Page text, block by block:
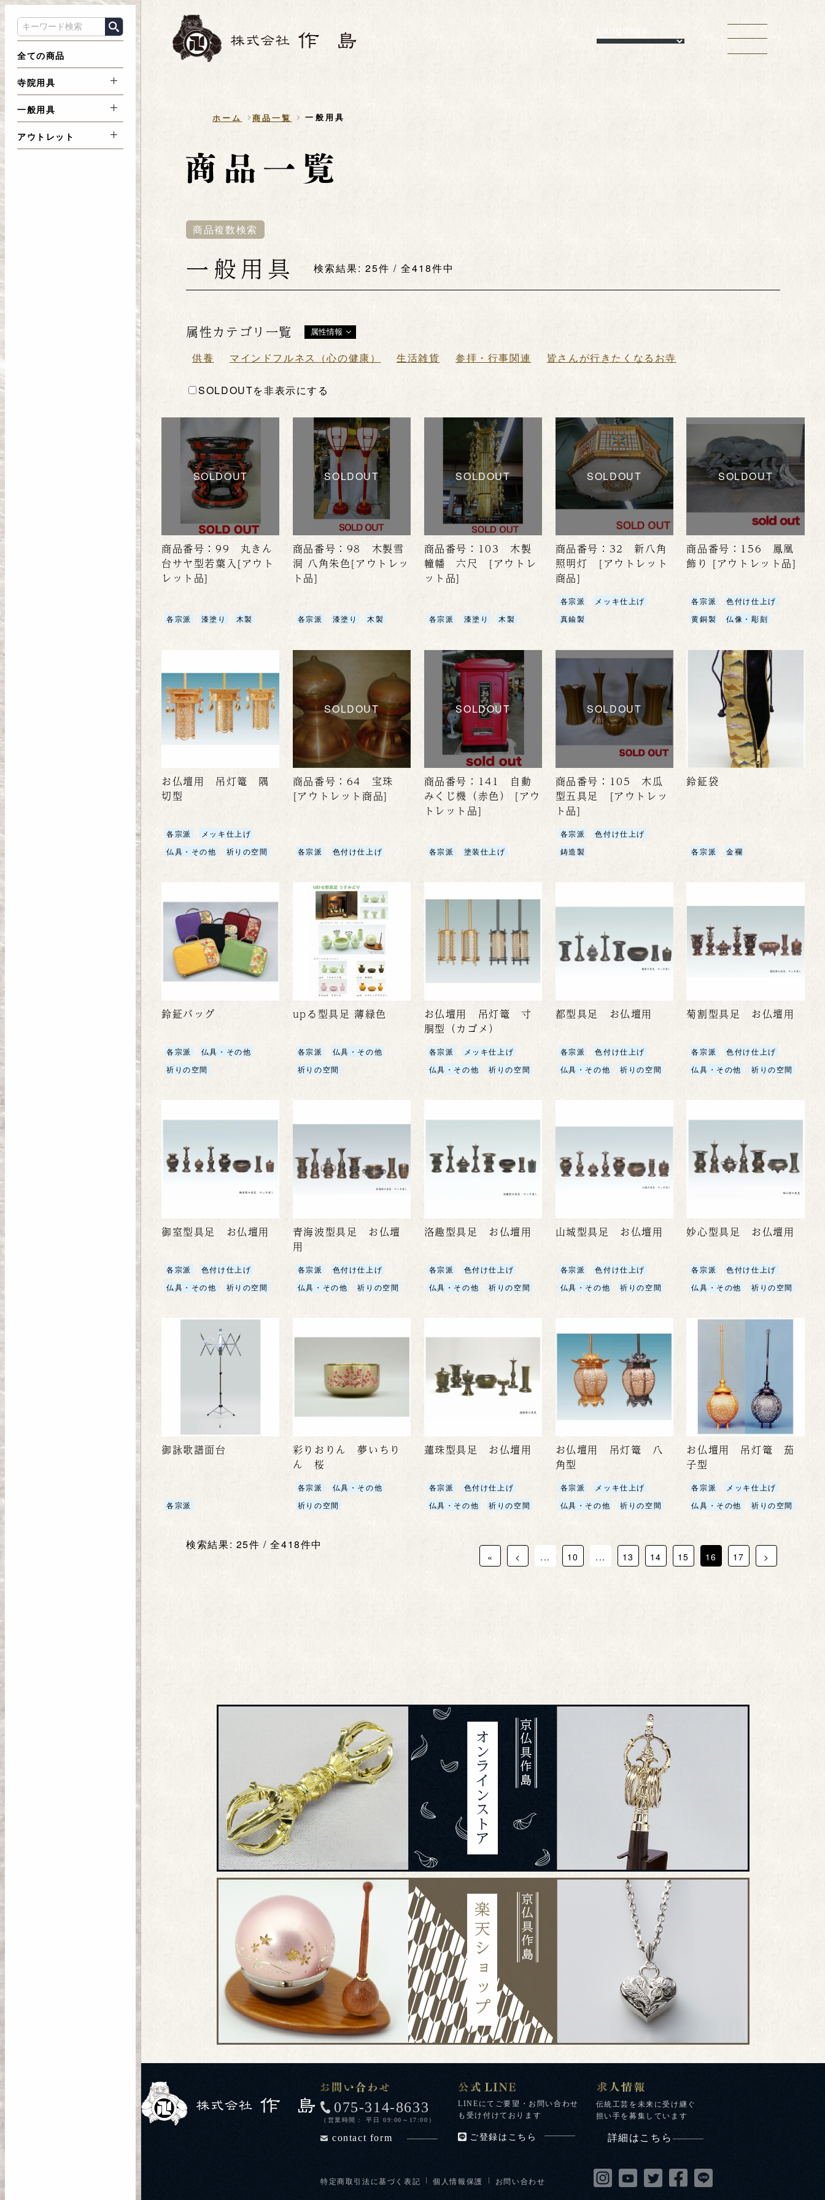
全ての商品
寺院用具
一般用具
アウトレット
Language
ホーム 商品一覧 一般用具
商品複数検索
一般用具 検索結果: 25件 / 全418件中
属性カテゴリ一覧 属性情報
供養 マインドフルネス（心の健康） 生活雑貨 参拝・行事関連 皆さんが行きたくなるお寺
SOLDOUTを非表示にする
SOLDOUT
商品番号：99 丸きん
台サヤ型若葉入[アウト
レット品]
各宗派 漆塗り 木製
SOLDOUT
商品番号：98 木製雪
洞 八角朱色[アウトレッ
ト品]
各宗派 漆塗り 木製
SOLDOUT
商品番号：103 木製
幢幡 六尺 [アウトレ
ット品]
各宗派 漆塗り 木製
SOLDOUT
商品番号：32 新八角
照明灯 [アウトレット
商品]
各宗派
メッキ仕上げ
真鍮製
SOLDOUT
商品番号：156 鳳凰
飾り [アウトレット品]
各宗派
色付け仕上げ
黄銅製
仏像・彫刻
お仏壇用 吊灯篭 隅
切型
各宗派
メッキ仕上げ
仏具・その他
祈りの空間
SOLDOUT
商品番号：64 宝珠
[アウトレット商品]
各宗派 色付け仕上げ
SOLDOUT
商品番号：141 自動
みくじ機（赤色） [アウ
トレット品]
各宗派 塗装仕上げ
SOLDOUT
商品番号：105 木瓜
型五具足 [アウトレッ
ト品]
各宗派
色付け仕上げ
鋳造製
鈴鉦袋
各宗派 金襴
鈴鉦バッグ
各宗派
仏具・その他
祈りの空間
upる型具足 薄緑色
各宗派
仏具・その他
祈りの空間
お仏壇用 吊灯篭 寸
胴型（カゴメ）
各宗派
メッキ仕上げ
仏具・その他
祈りの空間
都型具足 お仏壇用
各宗派
色付け仕上げ
仏具・その他
祈りの空間
菊割型具足 お仏壇用
各宗派
色付け仕上げ
仏具・その他
祈りの空間
御室型具足 お仏壇用
各宗派
色付け仕上げ
仏具・その他
祈りの空間
青海波型具足 お仏壇
用
各宗派
色付け仕上げ
仏具・その他
祈りの空間
洛趣型具足 お仏壇用
各宗派
色付け仕上げ
仏具・その他
祈りの空間
山城型具足 お仏壇用
各宗派
色付け仕上げ
仏具・その他
祈りの空間
妙心型具足 お仏壇用
各宗派
色付け仕上げ
仏具・その他
祈りの空間
御詠歌譜面台
各宗派
彩りおりん 夢いちり
ん 桜
各宗派
仏具・その他
祈りの空間
蓮珠型具足 お仏壇用
各宗派
色付け仕上げ
仏具・その他
祈りの空間
お仏壇用 吊灯篭 八
角型
各宗派
メッキ仕上げ
仏具・その他
祈りの空間
お仏壇用 吊灯篭 茄
子型
各宗派
メッキ仕上げ
仏具・その他
祈りの空間
検索結果: 25件 / 全418件中
« < ... 10 ... 13 14 15 16 17 >
075-314-8633
（営業時間： 平日 09:00～17:00）
contact form
LINEにてご要望・お問い合わせ
も受け付けております
ご登録はこちら
伝統工芸を未来に受け継ぐ
担い手を募集しています
詳細はこちら
特定商取引法に基づく表記 個人情報保護 お問い合わせ